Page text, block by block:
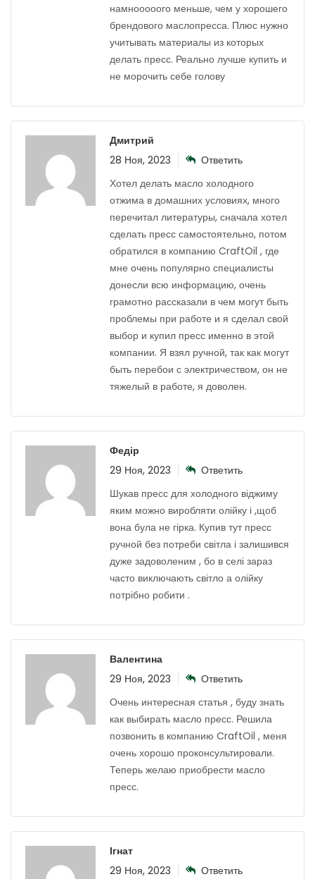
намнооооого меньше, чем у хорошего
брендового маслопресса. Плюс нужно
учитывать материалы из которых
делать пресс. Реально лучше купить и
не морочить себе голову
Дмитрий
28 Ноя, 2023
Ответить
Хотел делать масло холодного
отжима в домашних условиях, много
перечитал литературы, сначала хотел
сделать пресс самостоятельно, потом
обратился в компанию CraftOil , где
мне очень популярно специалисты
донесли всю информацию, очень
грамотно рассказали в чем могут быть
проблемы при работе и я сделал свой
выбор и купил пресс именно в этой
компании. Я взял ручной, так как могут
быть перебои с электричеством, он не
тяжелый в работе, я доволен.
Федір
29 Ноя, 2023
Ответить
Шукав пресс для холодного віджиму
яким можно виробляти олійку і ,щоб
вона була не гірка. Купив тут пресс
ручной без потреби світла і залишився
дуже задоволеним , бо в селі зараз
часто виключають світло а олійку
потрібно робити .
Валентина
29 Ноя, 2023
Ответить
Очень интересная статья , буду знать
как выбирать масло пресс. Решила
позвонить в компанию CraftOil , меня
очень хорошо проконсультировали.
Теперь желаю приобрести масло
пресс.
Ігнат
29 Ноя, 2023
Ответить